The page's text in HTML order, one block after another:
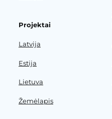
Projektai
Latvija
Estija
Lietuva
Žemėlapis